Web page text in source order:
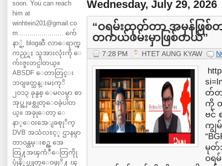
soon. You can reach
him at
winhtein201@gmail.co
m ...................... က်ေ
နာ္ရဲ့ blogဆီ လာေရာက္ၾ
ကည့္ရႈ သူအားလုံးကို ေ
က်းဇူးတင္ပါတယ္။
ABSDF ေတာတြင္း
ဘ၀ျဖတ္သန္းမႈကုိ
၂၀၁၃ ခုနွစ္ ေမလမွာ စာ
အုပ္အျဖစ္ထုတ္ေ၀ခဲ့ပါတ
ယ္။ အခုုေတာ့ ေ
နာ္ေ၀းအေျခစုုိက္
DVB အသံလႊင့္ ဌာနမွာ
တာ၀န္ထမ္းစဥ္က အေ
တြ႔အၾကံဳေတြကိုု
ပုုံနိွပ္ထုုတ္ေ၀ဖုုိ႔ ၾ
Wednesday, July 29, 2026
“ဝရမ်းထုတ်တာ အမှန်ဖြ
တကယ်ဖမ်းမှာဖြစ်တယ်”
7:28 PM HTET AUNG KYAW
တ်တ
ကို
ဗင်
ကျွ
မုတ်
ဝရ